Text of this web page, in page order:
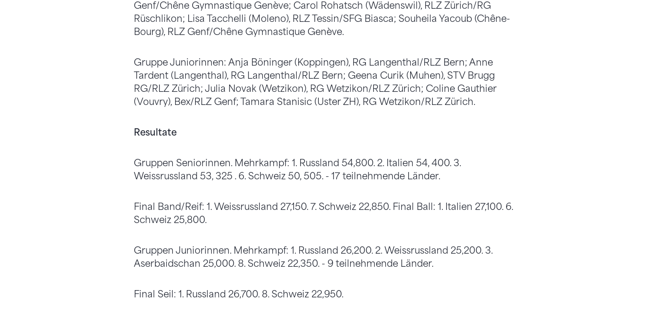
Genf/Chêne Gymnastique Genève; Carol Rohatsch (Wädenswil), RLZ Zürich/RG
Rüschlikon; Lisa Tacchelli (Moleno), RLZ Tessin/SFG Biasca; Souheila Yacoub (Chêne-
Bourg), RLZ Genf/Chêne Gymnastique Genève.
Gruppe Juniorinnen: Anja Böninger (Koppingen), RG Langenthal/RLZ Bern; Anne
Tardent (Langenthal), RG Langenthal/RLZ Bern; Geena Curik (Muhen), STV Brugg
RG/RLZ Zürich; Julia Novak (Wetzikon), RG Wetzikon/RLZ Zürich; Coline Gauthier
(Vouvry), Bex/RLZ Genf; Tamara Stanisic (Uster ZH), RG Wetzikon/RLZ Zürich.
Resultate
Gruppen Seniorinnen. Mehrkampf: 1. Russland 54,800. 2. Italien 54, 400. 3.
Weissrussland 53, 325 . 6. Schweiz 50, 505. - 17 teilnehmende Länder.
Final Band/Reif: 1. Weissrussland 27,150. 7. Schweiz 22,850. Final Ball: 1. Italien 27,100. 6.
Schweiz 25,800.
Gruppen Juniorinnen. Mehrkampf: 1. Russland 26,200. 2. Weissrussland 25,200. 3.
Aserbaidschan 25,000. 8. Schweiz 22,350. - 9 teilnehmende Länder.
Final Seil: 1. Russland 26,700. 8. Schweiz 22,950.